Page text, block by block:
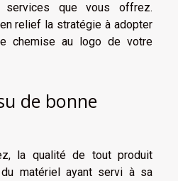
services que vous offrez.
relief la stratégie à adopter
chemise au logo de votre
de bonne
la qualité de tout produit
matériel ayant servi à sa